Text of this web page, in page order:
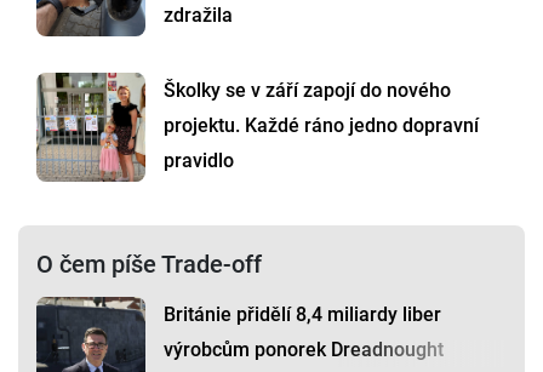
zdražila
Školky se v září zapojí do nového
projektu. Každé ráno jedno dopravní
pravidlo
O čem píše Trade-off
Británie přidělí 8,4 miliardy liber
výrobcům ponorek Dreadnought